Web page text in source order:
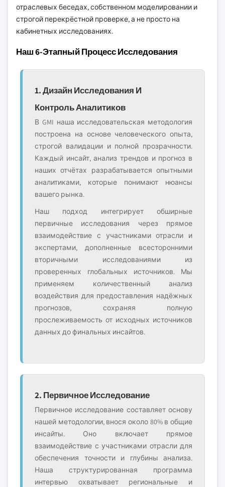
отраслевых беседах, собственном моделировании и
строгой перекрёстной проверке, а не просто на
кабинетных исследованиях.
Наш 6-Этапный Процесс Исследования
1. Дизайн Исследования И
Контроль Аналитиков
В GMI наша исследовательская методология
построена на основе человеческого опыта,
строгой валидации и полной прозрачности.
Каждый инсайт, анализ трендов и прогноз в
наших отчётах разрабатывается опытными
аналитиками, которые понимают нюансы
вашего рынка.
Наш подход интегрирует обширные
первичные исследования через прямое
взаимодействие с участниками отрасли и
экспертами, дополненные всесторонними
вторичными исследованиями из
проверенных глобальных источников. Мы
применяем количественный анализ
воздействия для предоставления надёжных
прогнозов, сохраняя полную
прослеживаемость от исходных источников
данных до финальных инсайтов.
2. Первичное Исследование
Первичное исследование составляет основу
нашей методологии, внося около 80% в общие
инсайты. Оно включает прямое
взаимодействие с участниками отрасли для
обеспечения точности и глубины анализа.
Наша структурированная программа
интервью охватывает региональные и